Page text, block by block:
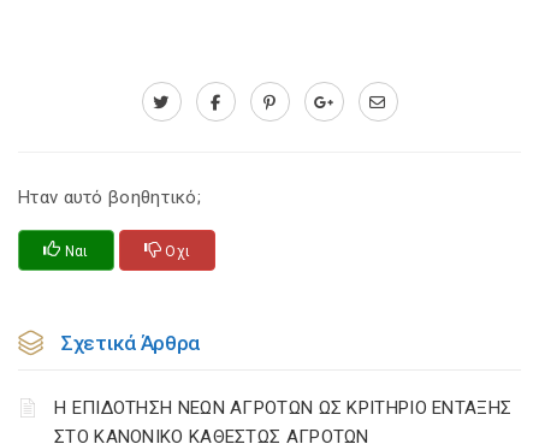
Ηταν αυτό βοηθητικό;
Ναι Οχι
Σχετικά Άρθρα
Η ΕΠΙΔΟΤΗΣΗ ΝΕΩΝ ΑΓΡΟΤΩΝ ΩΣ ΚΡΙΤΗΡΙΟ ΕΝΤΑΞΗΣ
ΣΤΟ ΚΑΝΟΝΙΚΟ ΚΑΘΕΣΤΩΣ ΑΓΡΟΤΩΝ